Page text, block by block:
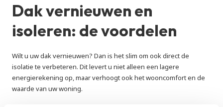
Dak vernieuwen en
isoleren: de voordelen
Wilt u uw dak vernieuwen? Dan is het slim om ook direct de
isolatie te verbeteren. Dit levert u niet alleen een lagere
energierekening op, maar verhoogt ook het wooncomfort en de
waarde van uw woning.